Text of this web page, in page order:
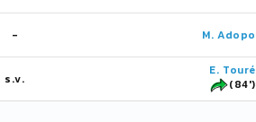
- M. Adopo
s.v.
E. Touré
(84')